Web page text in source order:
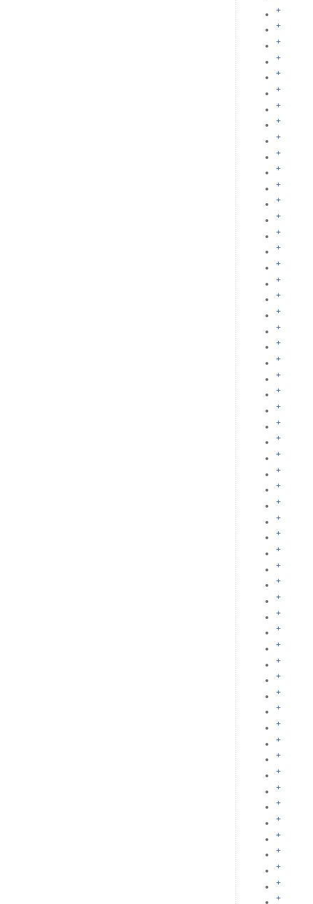
+
+
+
+
+
+
+
+
+
+
+
+
+
+
+
+
+
+
+
+
+
+
+
+
+
+
+
+
+
+
+
+
+
+
+
+
+
+
+
+
+
+
+
+
+
+
+
+
+
+
+
+
+
+
+
+
+